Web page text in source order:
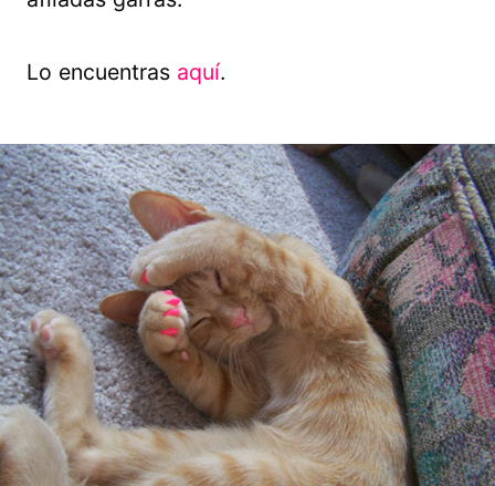
Lo encuentras aquí.